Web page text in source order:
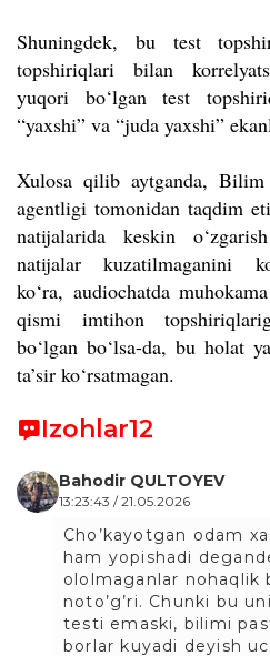
Shuningdek, bu test
topshiriqlari bilan
yuqori bo‘lgan test
“yaxshi” va “juda yaxshi”
Xulosa qilib aytganda,
agentligi tomonidan taqdim
natijalarida keskin
natijalar kuzatilmaganini
ko‘ra, audiochatda
qismi imtihon
bo‘lgan bo‘lsa-da, bu holat
ta’sir ko‘rsatmagan.
Izohlar12
Bahodir QULTOYEV
13:23:43 / 21.05.2026
Cho’kayotgan odam
ham yopishadi
ololmaganlar nohaqlik
noto’g’ri. Chunki bu
testi emaski, bilimi
borlar kuyadi deyish